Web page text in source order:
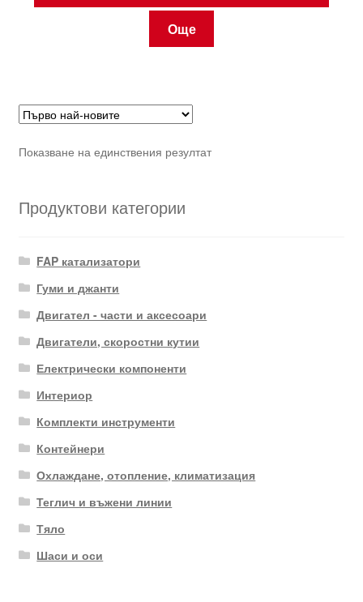
Още
Показване на единствения резултат
Продуктови категории
FAP катализатори
Гуми и джанти
Двигател - части и аксесоари
Двигатели, скоростни кутии
Електрически компоненти
Интериор
Комплекти инструменти
Контейнери
Охлаждане, отопление, климатизация
Теглич и въжени линии
Тяло
Шаси и оси